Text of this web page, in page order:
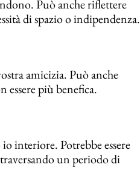
Può anche riflettere
di spazio o indipendenza.
amicizia. Può anche
più benefica.
interiore. Potrebbe essere
un periodo di